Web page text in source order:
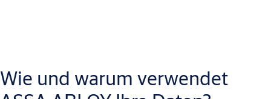
Direct Messaging)-Indirekte Kommunikation (z. B. Tagging von
Wie und warum verwendet